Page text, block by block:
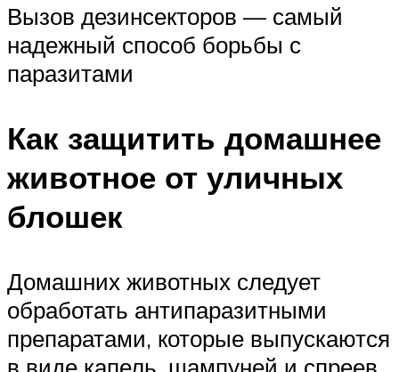
Вызов дезинсекторов — самый
надежный способ борьбы с
паразитами
Как защитить домашнее
животное от уличных
блошек
Домашних животных следует
обработать антипаразитными
препаратами, которые выпускаются